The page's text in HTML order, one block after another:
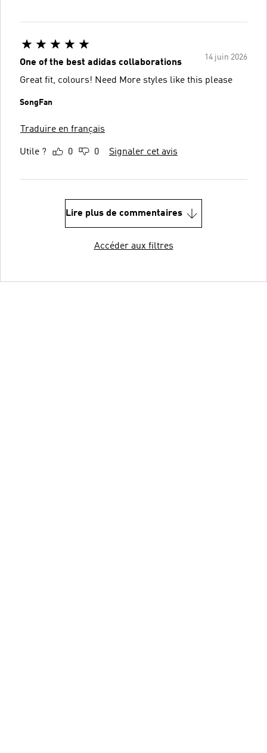
14 juin 2026
One of the best adidas collaborations
Great fit, colours! Need More styles like this please
SongFan
Traduire en français
Utile ? 0 0 Signaler cet avis
Lire plus de commentaires
Accéder aux filtres